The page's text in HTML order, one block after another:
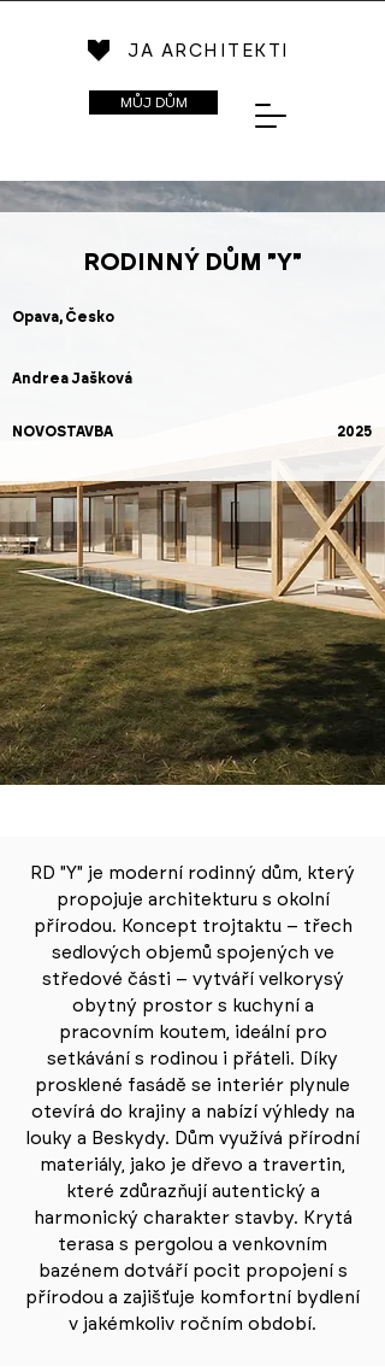
JA ARCHITEKTI
MŮJ DŮM
RODINNÝ DŮM "Y"
Opava, Česko
Andrea Jašková
NOVOSTAVBA 2025
RD "Y" je moderní rodinný dům, který
propojuje architekturu s okolní
přírodou. Koncept trojtaktu – třech
sedlových objemů spojených ve
středové části – vytváří velkorysý
obytný prostor s kuchyní a
pracovním koutem, ideální pro
setkávání s rodinou i přáteli. Díky
prosklené fasádě se interiér plynule
otevírá do krajiny a nabízí výhledy na
louky a Beskydy. Dům využívá přírodní
materiály, jako je dřevo a travertin,
které zdůrazňují autentický a
harmonický charakter stavby. Krytá
terasa s pergolou a venkovním
bazénem dotváří pocit propojení s
přírodou a zajišťuje komfortní bydlení
v jakémkoliv ročním období.